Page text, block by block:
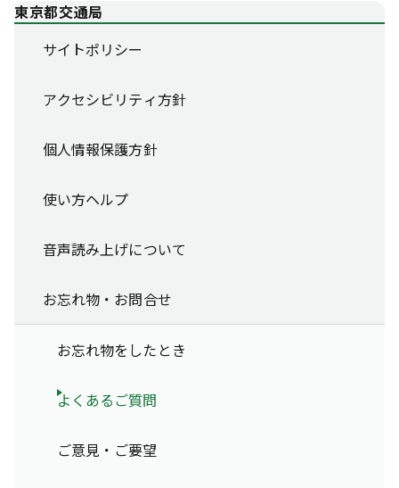
東京都交通局
サイトポリシー
アクセシビリティ方針
個人情報保護方針
使い方ヘルプ
音声読み上げについて
お忘れ物・お問合せ
お忘れ物をしたとき
よくあるご質問
ご意見・ご要望